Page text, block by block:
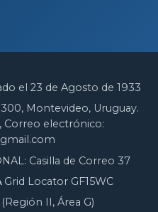
el 23 de Agosto de 1933
Montevideo, Uruguay.
Correo electrónico:
Casilla de Correo 37
Grid Locator GF15WC
II, Área G)